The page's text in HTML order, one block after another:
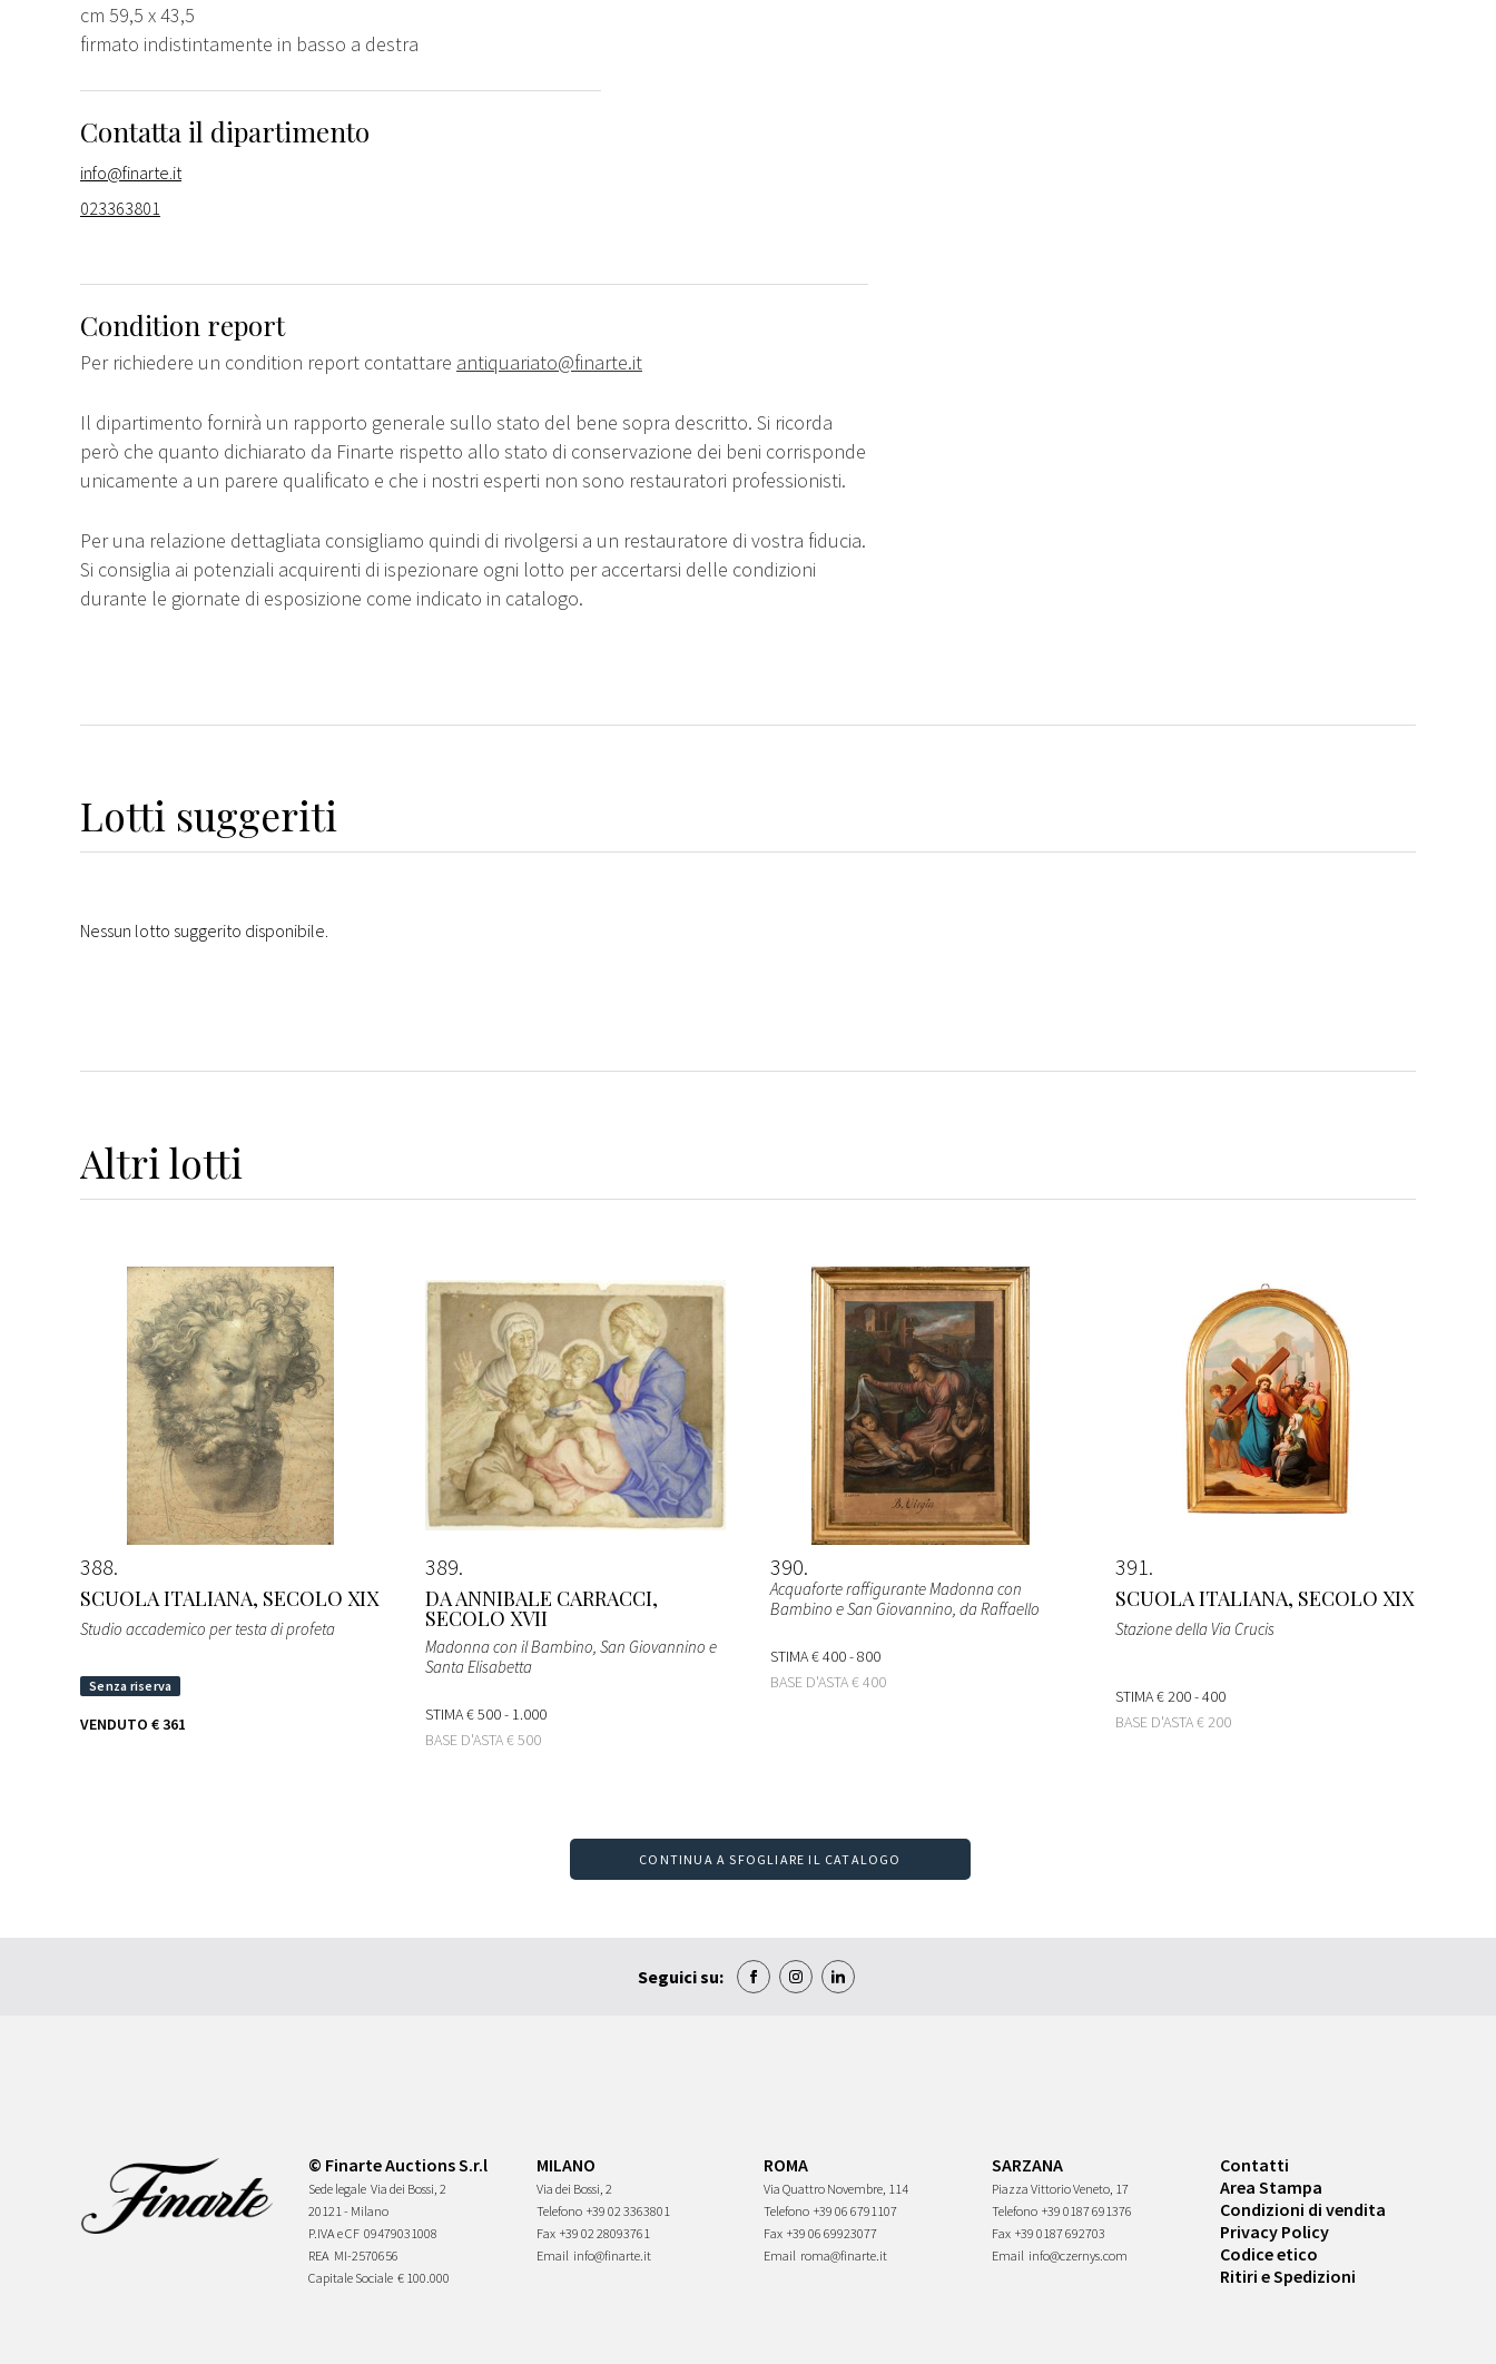
cm 59,5 x 43,5
firmato indistintamente in basso a destra
Contatta il dipartimento
info@finarte.it
023363801
Condition report
Per richiedere un condition report contattare antiquariato@finarte.it
Il dipartimento fornirà un rapporto generale sullo stato del bene sopra descritto. Si ricorda
però che quanto dichiarato da Finarte rispetto allo stato di conservazione dei beni corrisponde
unicamente a un parere qualificato e che i nostri esperti non sono restauratori professionisti.
Per una relazione dettagliata consigliamo quindi di rivolgersi a un restauratore di vostra fiducia.
Si consiglia ai potenziali acquirenti di ispezionare ogni lotto per accertarsi delle condizioni
durante le giornate di esposizione come indicato in catalogo.
Lotti suggeriti
Nessun lotto suggerito disponibile.
Altri lotti
388
SCUOLA ITALIANA, SECOLO XIX
Studio accademico per testa di profeta
VENDUTO € 361
389
DA ANNIBALE CARRACCI,
SECOLO XVII
Madonna con il Bambino, San Giovannino e
Santa Elisabetta
STIMA€ 500 - 1.000
BASE D'ASTA€ 500
390
Acquaforte raffigurante Madonna con
Bambino e San Giovannino, da Raffaello
STIMA€ 400 - 800
BASE D'ASTA€ 400
391
SCUOLA ITALIANA, SECOLO XIX
Stazione della Via Crucis
STIMA€ 200 - 400
BASE D'ASTA€ 200
CONTINUA A SFOGLIARE IL CATALOGO
Seguici su:
© Finarte Auctions S.r.l
Sede legale Via dei Bossi, 2
20121 - Milano
P.IVA e CF 09479031008
REA MI-2570656
Capitale Sociale € 100.000
MILANO
Via dei Bossi, 2
Telefono +39 02 3363801
Fax +39 02 28093761
Email info@finarte.it
ROMA
Via Quattro Novembre, 114
Telefono +39 06 6791107
Fax +39 06 69923077
Email roma@finarte.it
SARZANA
Piazza Vittorio Veneto, 17
Telefono +39 0187 691376
Fax +39 0187 692703
Email info@czernys.com
Contatti
Area Stampa
Condizioni di vendita
Privacy Policy
Codice etico
Ritiri e Spedizioni